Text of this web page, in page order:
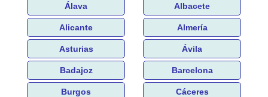
Álava Albacete
Alicante Almería
Asturias Ávila
Badajoz Barcelona
Burgos Cáceres